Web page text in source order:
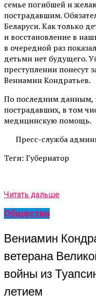
семье погибшей и
пострадавшим.
Беларуси. Как только
и восстановление в
в очередной раз
детьми нет будущего.
преступлении понесут
Вениамин Кондратьев.
По последним данным,
пострадавших, в том
медицинскую помощь.
Пресс-служба
Теги: Губернатор
Читать дальше
Общество
Вениамин
ветерана
войны из
летием